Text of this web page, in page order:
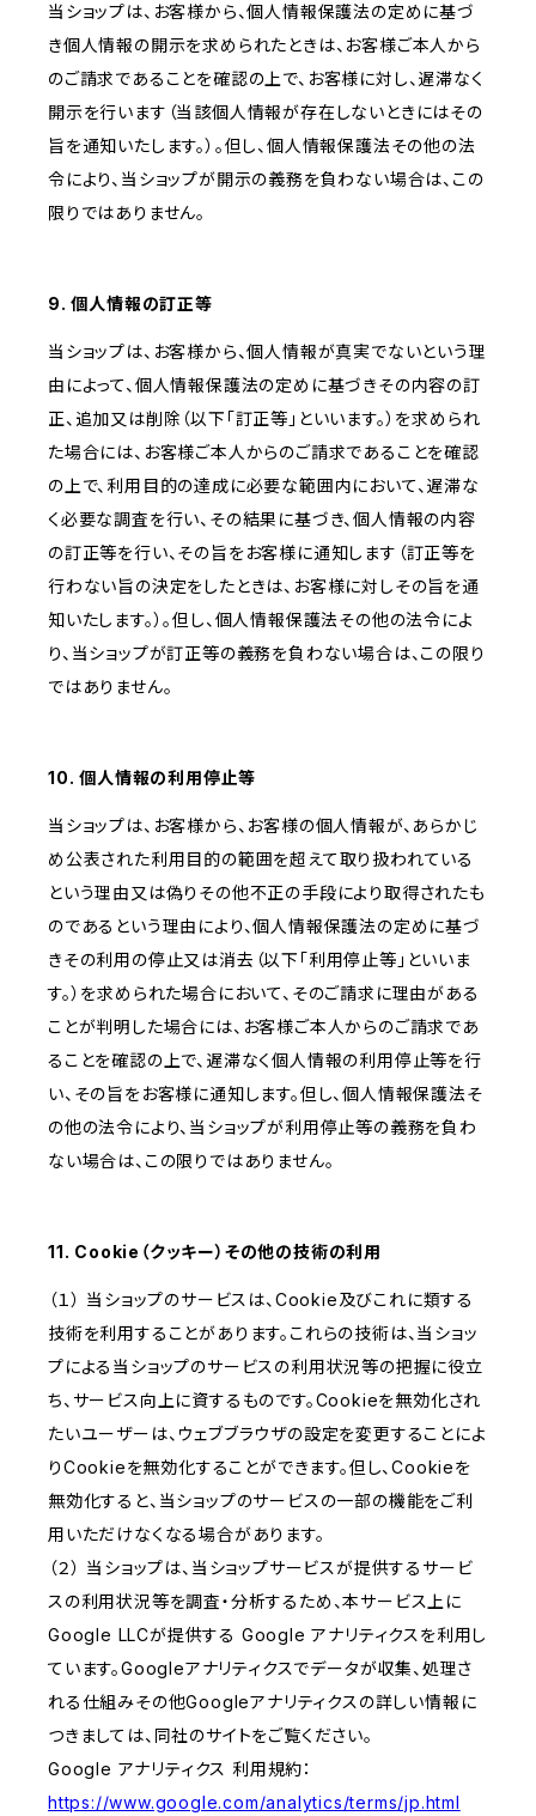
当ショップは、お客様から、個人情報保護法の定めに基づ
き個人情報の開示を求められたときは、お客様ご本人から
のご請求であることを確認の上で、お客様に対し、遅滞なく
開示を行います（当該個人情報が存在しないときにはその
旨を通知いたします。）。但し、個人情報保護法その他の法
令により、当ショップが開示の義務を負わない場合は、この
限りではありません。
9. 個人情報の訂正等
当ショップは、お客様から、個人情報が真実でないという理
由によって、個人情報保護法の定めに基づきその内容の訂
正、追加又は削除（以下「訂正等」といいます。）を求められ
た場合には、お客様ご本人からのご請求であることを確認
の上で、利用目的の達成に必要な範囲内において、遅滞な
く必要な調査を行い、その結果に基づき、個人情報の内容
の訂正等を行い、その旨をお客様に通知します（訂正等を
行わない旨の決定をしたときは、お客様に対しその旨を通
知いたします。）。但し、個人情報保護法その他の法令によ
り、当ショップが訂正等の義務を負わない場合は、この限り
ではありません。
10. 個人情報の利用停止等
当ショップは、お客様から、お客様の個人情報が、あらかじ
め公表された利用目的の範囲を超えて取り扱われている
という理由又は偽りその他不正の手段により取得されたも
のであるという理由により、個人情報保護法の定めに基づ
きその利用の停止又は消去（以下「利用停止等」といいま
す。）を求められた場合において、そのご請求に理由がある
ことが判明した場合には、お客様ご本人からのご請求であ
ることを確認の上で、遅滞なく個人情報の利用停止等を行
い、その旨をお客様に通知します。但し、個人情報保護法そ
の他の法令により、当ショップが利用停止等の義務を負わ
ない場合は、この限りではありません。
11. Cookie（クッキー）その他の技術の利用
（１） 当ショップのサービスは、Cookie及びこれに類する
技術を利用することがあります。これらの技術は、当ショッ
プによる当ショップのサービスの利用状況等の把握に役立
ち、サービス向上に資するものです。Cookieを無効化され
たいユーザーは、ウェブブラウザの設定を変更することによ
りCookieを無効化することができます。但し、Cookieを
無効化すると、当ショップのサービスの一部の機能をご利
用いただけなくなる場合があります。
（２） 当ショップは、当ショップサービスが提供するサービ
スの利用状況等を調査・分析するため、本サービス上に
Google LLCが提供する Google アナリティクスを利用し
ています。Googleアナリティクスでデータが収集、処理さ
れる仕組みその他Googleアナリティクスの詳しい情報に
つきましては、同社のサイトをご覧ください。
Google アナリティクス 利用規約：
https://www.google.com/analytics/terms/jp.html